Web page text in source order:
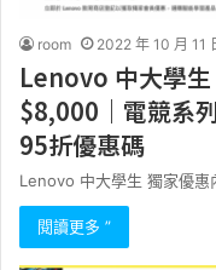
room 2022 年 10 月 11
Lenovo 中大學
$8,000｜電競系
95折優惠碼
Lenovo 中大學生 獨家優
閱讀更多 ”